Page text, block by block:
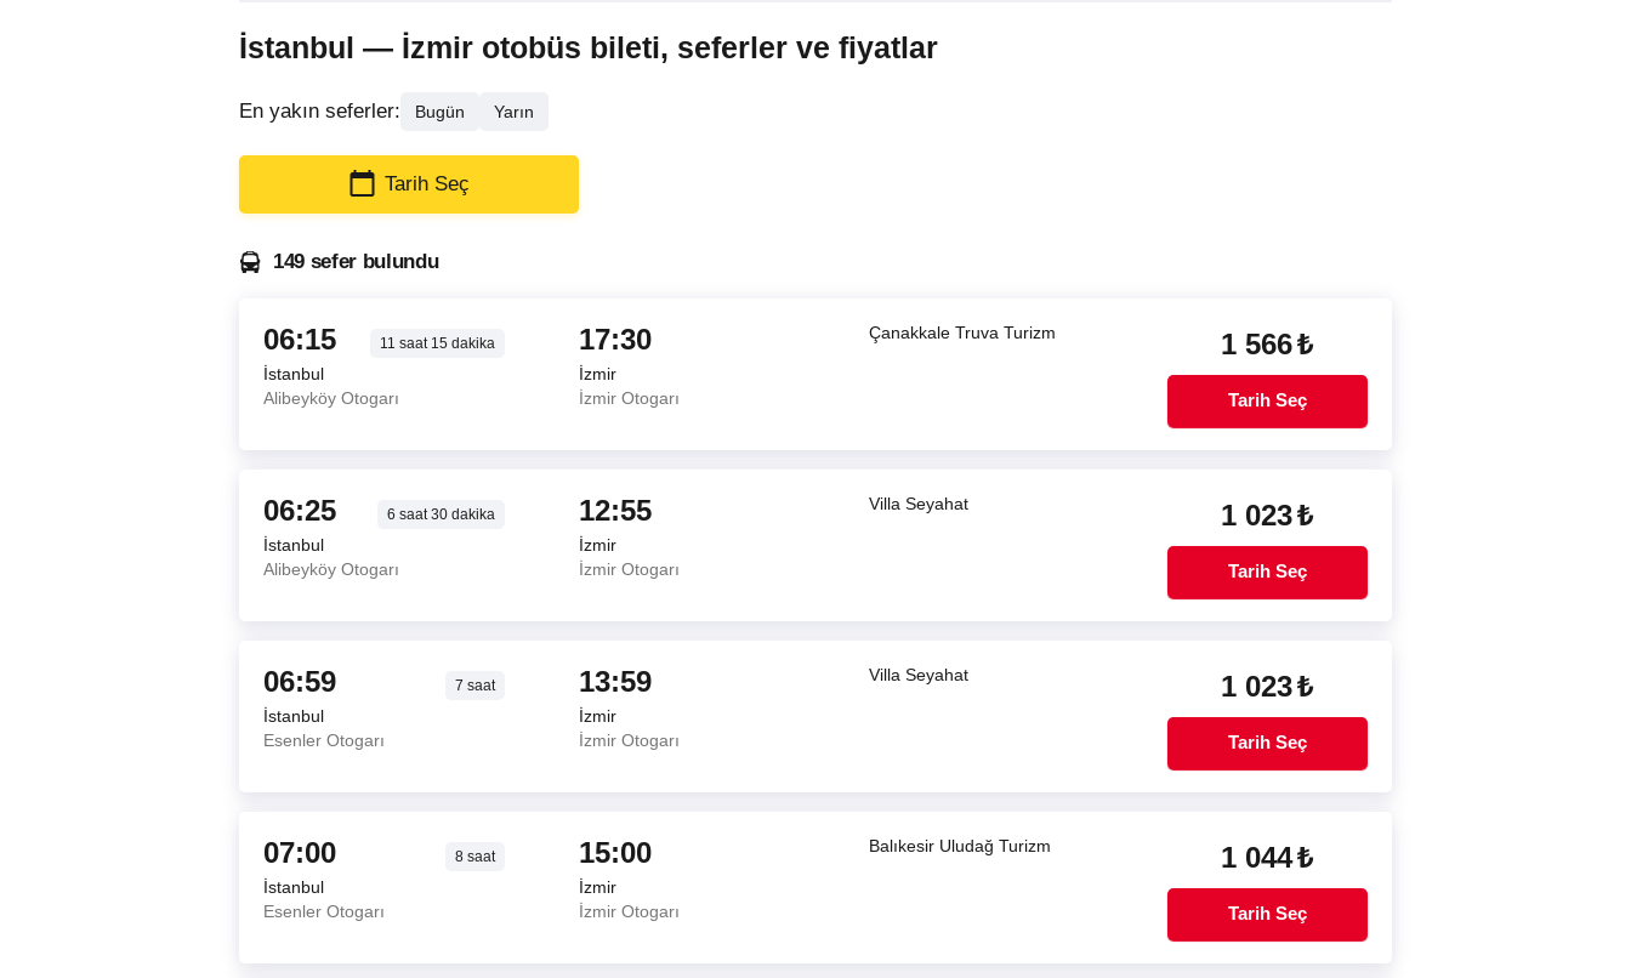
İstanbul — İzmir otobüs bileti, seferler ve fiyatlar
En yakın seferler: Bugün Yarın
Tarih Seç
149 sefer bulundu
06:15 11 saat15 dakika
İstanbul
Alibeyköy Otogarı
17:30
İzmir
İzmir Otogarı
Çanakkale Truva Turizm 1 566₺
Tarih Seç
06:25 6 saat30 dakika
İstanbul
Alibeyköy Otogarı
12:55
İzmir
İzmir Otogarı
Villa Seyahat 1 023₺
Tarih Seç
06:59 7 saat
İstanbul
Esenler Otogarı
13:59
İzmir
İzmir Otogarı
Villa Seyahat 1 023₺
Tarih Seç
07:00 8 saat
İstanbul
Esenler Otogarı
15:00
İzmir
İzmir Otogarı
Balıkesir Uludağ Turizm 1 044₺
Tarih Seç